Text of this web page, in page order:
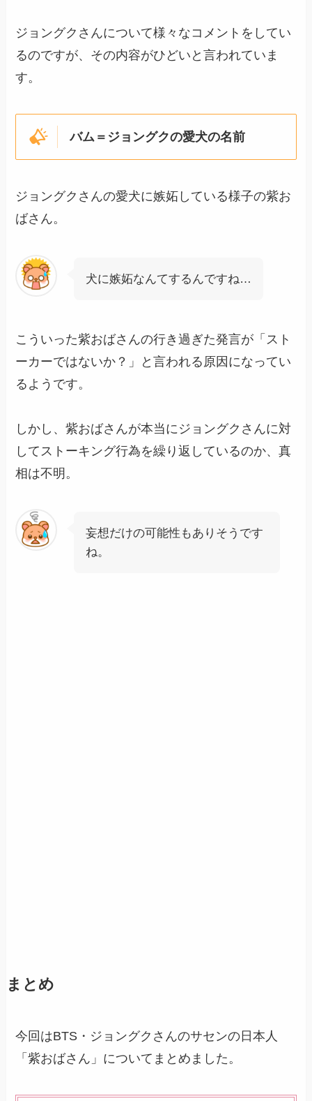
ジョングクさんについて様々なコメントをしてい
るのですが、その内容がひどいと言われていま
す。
バム＝ジョングクの愛犬の名前
ジョングクさんの愛犬に嫉妬している様子の紫お
ばさん。
犬に嫉妬なんてするんですね…
こういった紫おばさんの行き過ぎた発言が「スト
ーカーではないか？」と言われる原因になってい
るようです。
しかし、紫おばさんが本当にジョングクさんに対
してストーキング行為を繰り返しているのか、真
相は不明。
妄想だけの可能性もありそうです
ね。
まとめ
今回はBTS・ジョングクさんのサセンの日本人
「紫おばさん」についてまとめました。